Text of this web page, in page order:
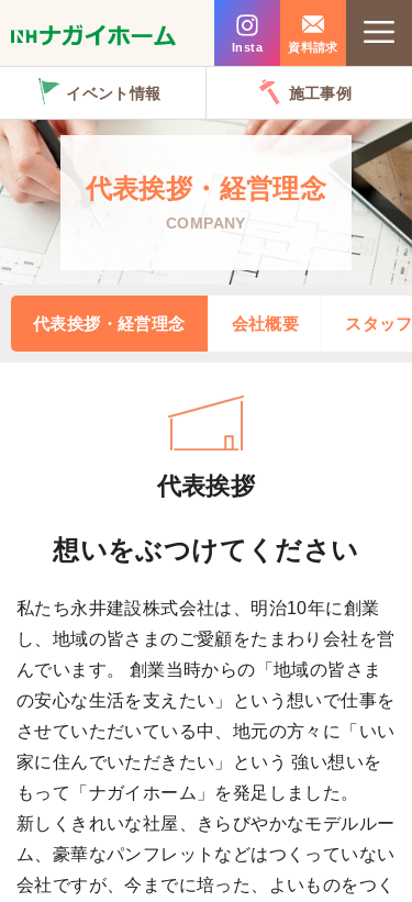
ン
ツ
へ
ス
ッ
プ
Insta 資料請求
イベント情報 施工事例
代表挨拶・経営理念
COMPANY
代表挨拶・経営理念 会社概要 スタッフ
代表挨拶
想いをぶつけてください
私たち永井建設株式会社は、明治10年に創業
し、地域の皆さまのご愛顧をたまわり会社を営
んでいます。 創業当時からの「地域の皆さま
の安心な生活を支えたい」という想いで仕事を
させていただいている中、地元の方々に「いい
家に住んでいただきたい」という 強い想いを
もって「ナガイホーム」を発足しました。
新しくきれいな社屋、きらびやかなモデルルー
ム、豪華なパンフレットなどはつくっていない
会社ですが、今までに培った、よいものをつく